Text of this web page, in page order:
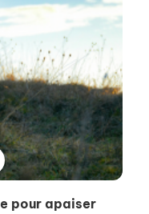
pour apaiser